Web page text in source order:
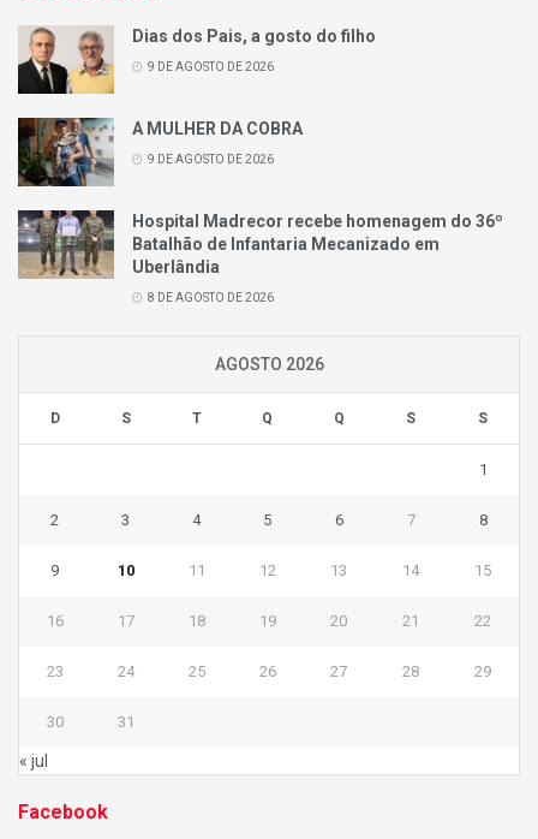
Dias dos Pais, a gosto do filho
9 DE AGOSTO DE 2026
A MULHER DA COBRA
9 DE AGOSTO DE 2026
Hospital Madrecor recebe homenagem do 36º
Batalhão de Infantaria Mecanizado em
Uberlândia
8 DE AGOSTO DE 2026
AGOSTO 2026
D S T Q Q S S
1
2 3 4 5 6 7 8
9 10 11 12 13 14 15
16 17 18 19 20 21 22
23 24 25 26 27 28 29
30 31
« jul
Facebook